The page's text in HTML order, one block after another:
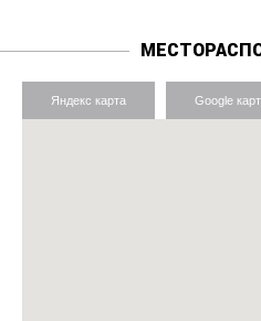
Яндекс карта Google